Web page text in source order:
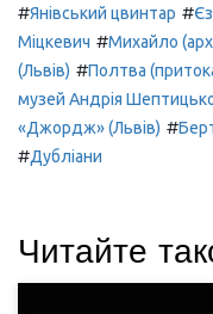
#Янівський цвинтар #
Міцкевич #Михайло
(Львів) #Полтва
музей Андрія
«Джордж» (Львів) #
#Дубліани
Читайте